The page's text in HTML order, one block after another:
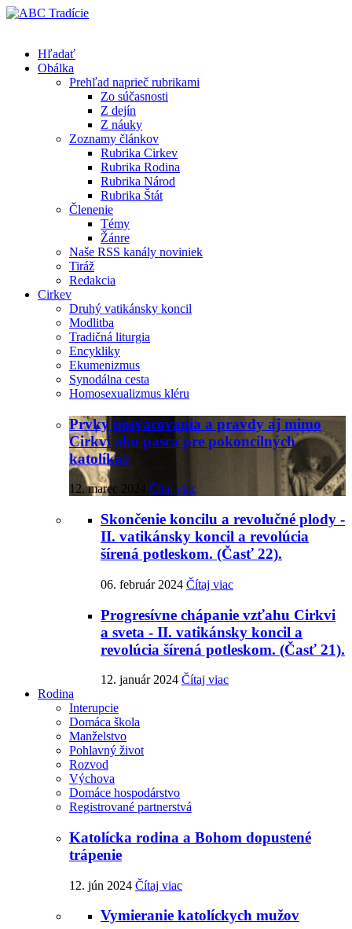
Hľadať
Obálka
Prehľad naprieč rubrikami
Zo súčasnosti
Z dejín
Z náuky
Zoznamy článkov
Rubrika Cirkev
Rubrika Rodina
Rubrika Národ
Rubrika Štát
Členenie
Témy
Žánre
Naše RSS kanály noviniek
Tiráž
Redakcia
Cirkev
Druhý vatikánsky koncil
Modlitba
Tradičná liturgia
Encykliky
Ekumenizmus
Synodálna cesta
Homosexualizmus kléru
Prvky posväcovania a pravdy aj mimo
Cirkvi ako pasca pre pokoncilných
katolíkov
12. marec 2024 Čítaj viac
Skončenie koncilu a revolučné plody -
II. vatikánsky koncil a revolúcia
šírená potleskom. (Časť 22).
06. február 2024 Čítaj viac
Progresívne chápanie vzťahu Cirkvi
a sveta - II. vatikánsky koncil a
revolúcia šírená potleskom. (Časť 21).
12. január 2024 Čítaj viac
Rodina
Interupcie
Domáca škola
Manželstvo
Pohlavný život
Rozvod
Výchova
Domáce hospodárstvo
Registrované partnerstvá
Katolícka rodina a Bohom dopustené
trápenie
12. jún 2024 Čítaj viac
Vymieranie katolíckych mužov